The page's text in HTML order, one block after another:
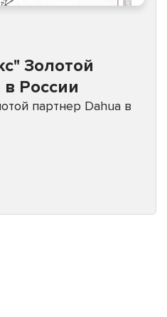
Золотой
России
партнер Dahua в